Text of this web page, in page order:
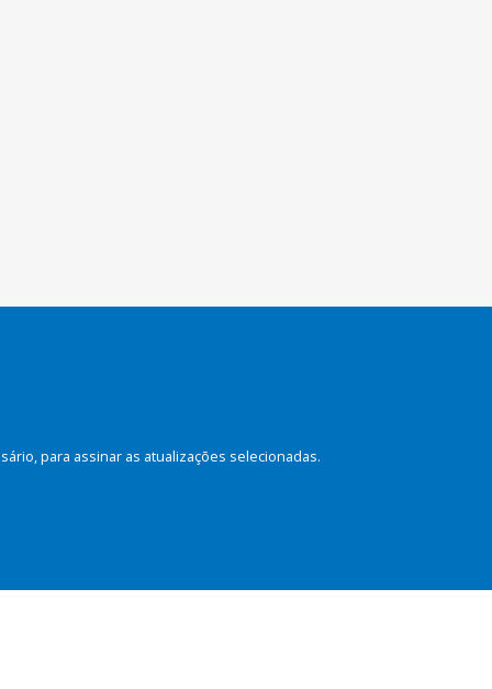
para assinar as atualizações selecionadas.